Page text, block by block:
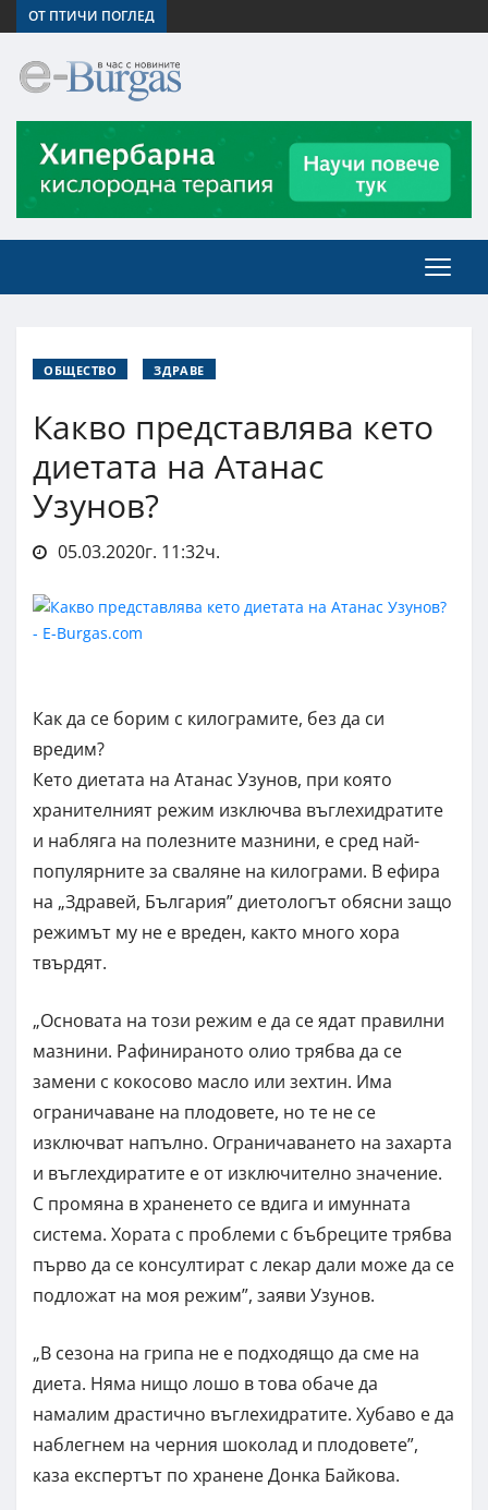
ОТ ПТИЧИ ПОГЛЕД
ОБЩЕСТВО ЗДРАВЕ
Какво представлява кето
диетата на Атанас
Узунов?
05.03.2020г. 11:32ч.
Как да се борим с килограмите, без да си
вредим?
Кето диетата на Атанас Узунов, при която
хранителният режим изключва въглехидратите
и набляга на полезните мазнини, е сред най-
популярните за сваляне на килограми. В ефира
на „Здравей, България” диетологът обясни защо
режимът му не е вреден, както много хора
твърдят.
„Основата на този режим е да се ядат правилни
мазнини. Рафинираното олио трябва да се
замени с кокосово масло или зехтин. Има
ограничаване на плодовете, но те не се
изключват напълно. Ограничаването на захарта
и въглехдиратите е от изключително значение.
С промяна в храненето се вдига и имунната
система. Хората с проблеми с бъбреците трябва
първо да се консултират с лекар дали може да се
подложат на моя режим”, заяви Узунов.
„В сезона на грипа не е подходящо да сме на
диета. Няма нищо лошо в това обаче да
намалим драстично въглехидратите. Хубаво е да
наблегнем на черния шоколад и плодовете”,
каза експертът по хранене Донка Байкова.